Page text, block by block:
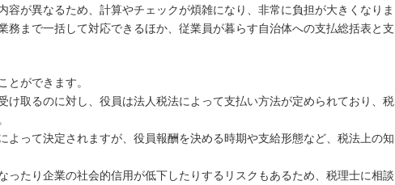
容が異なるため、計算やチェックが煩雑になり、非常に負担が大きくなりま
務まで一括して対応できるほか、従業員が暮らす自治体への支払総括表と支
ができます。
け取るのに対し、役員は法人税法によって支払い方法が定められており、税
よって決定されますが、役員報酬を決める時期や支給形態など、税法上の知
ったり企業の社会的信用が低下したりするリスクもあるため、税理士に相談